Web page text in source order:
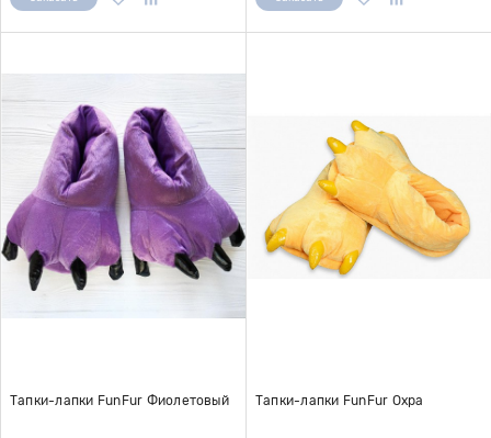
Тапки-лапки FunFur Фиолетовый Тапки-лапки FunFur Охра